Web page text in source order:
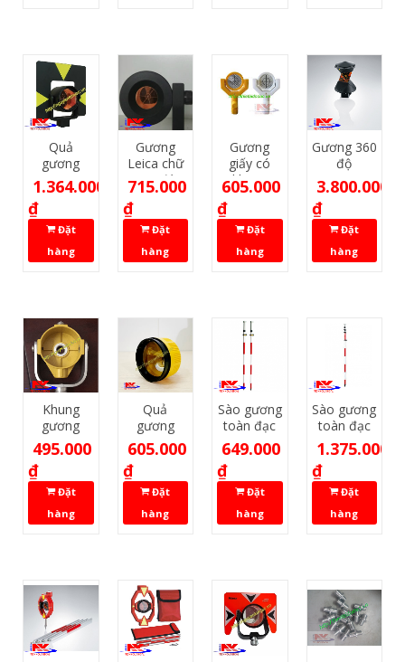
Quả
gương
Leica GPH-
1
1.364.000
₫
Đặt
hàng
Gương
Leica chữ
L 90độ
715.000
₫
Đặt
hàng
Gương
giấy có
khung
605.000
₫
Đặt
hàng
Gương 360
độ
3.800.000
₫
Đặt
hàng
Khung
gương
Topcon
495.000
₫
Đặt
hàng
Quả
gương
Topcon 0
khung
605.000
₫
Đặt
hàng
Sào gương
toàn đạc
2m15
649.000
₫
Đặt
hàng
Sào gương
toàn đạc
5m
1.375.000
₫
Đặt
hàng